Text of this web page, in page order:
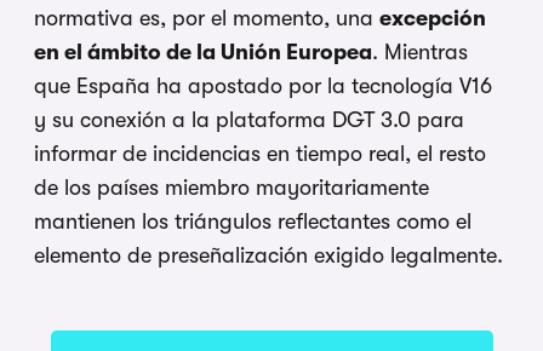
normativa es, por el momento, una excepción
en el ámbito de la Unión Europea. Mientras
que España ha apostado por la tecnología V16
y su conexión a la plataforma DGT 3.0 para
informar de incidencias en tiempo real, el resto
de los países miembro mayoritariamente
mantienen los triángulos reflectantes como el
elemento de preseñalización exigido legalmente.